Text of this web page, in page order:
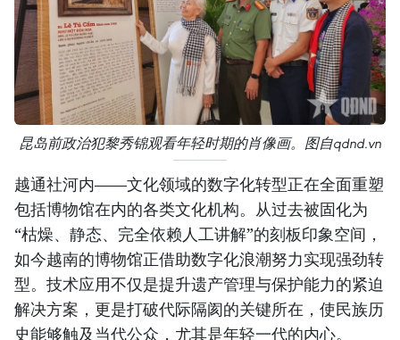
昆岛前政治犯黎秀锦观看年轻时期的肖像画。图自qdnd.vn
越通社河内——文化领域的数字化转型正在全面重塑
包括博物馆在内的各类文化机构。从过去被固化为
“枯燥、静态、完全依赖人工讲解”的刻板印象空间，
如今越南的博物馆正借助数字化浪潮努力实现强劲转
型。技术应用不仅是提升遗产管理与保护能力的紧迫
解决方案，更是打破代际隔阂的关键所在，使民族历
史能够触及当代公众，尤其是年轻一代的内心。